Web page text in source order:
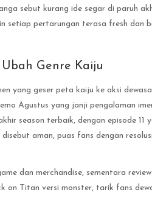
sebut kurang ide segar di paruh
setiap pertarungan terasa fresh dan
Genre Kaiju
yang geser peta kaiju ke aksi
Agustus yang janji pengalaman
season terbaik, dengan episode 11
aman, puas fans dengan
dan merchandise, sementara
on Titan versi monster, tarik fans